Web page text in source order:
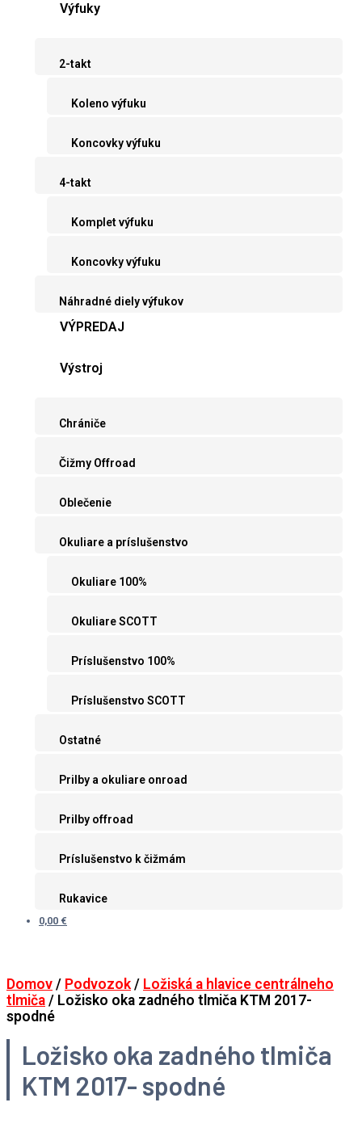
Výfuky
2-takt
Koleno výfuku
Koncovky výfuku
4-takt
Komplet výfuku
Koncovky výfuku
Náhradné diely výfukov
VÝPREDAJ
Výstroj
Chrániče
Čižmy Offroad
Oblečenie
Okuliare a príslušenstvo
Okuliare 100%
Okuliare SCOTT
Príslušenstvo 100%
Príslušenstvo SCOTT
Ostatné
Prilby a okuliare onroad
Prilby offroad
Príslušenstvo k čižmám
Rukavice
0,00 €
Domov / Podvozok/ Ložiská a hlavice centrálneho
tlmiča / Ložisko oka zadného tlmiča KTM 2017-
spodné
Ložisko oka zadného tlmiča
KTM 2017- spodné